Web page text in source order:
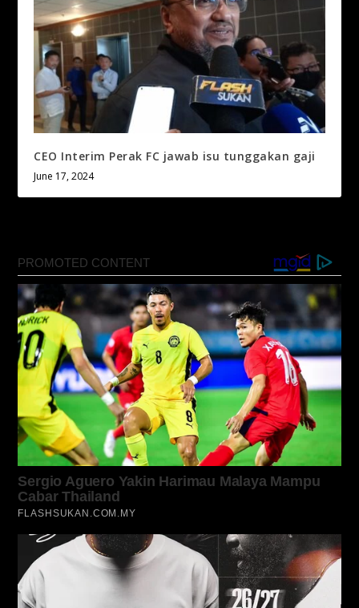
CEO Interim Perak FC jawab isu tunggakan gaji
June 17, 2024